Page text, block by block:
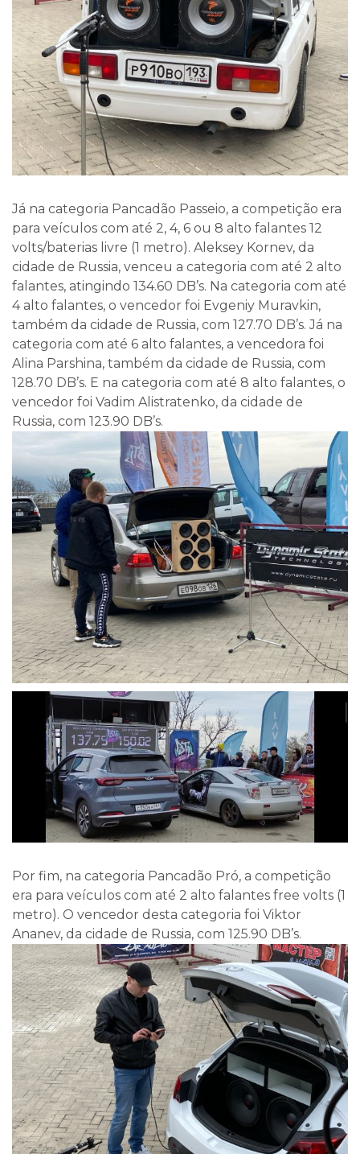
Já na categoria Pancadão Passeio, a competição era
para veículos com até 2, 4, 6 ou 8 alto falantes 12
volts/baterias livre (1 metro). Aleksey Kornev, da
cidade de Russia, venceu a categoria com até 2 alto
falantes, atingindo 134.60 DB’s. Na categoria com até
4 alto falantes, o vencedor foi Evgeniy Muravkin,
também da cidade de Russia, com 127.70 DB’s. Já na
categoria com até 6 alto falantes, a vencedora foi
Alina Parshina, também da cidade de Russia, com
128.70 DB’s. E na categoria com até 8 alto falantes, o
vencedor foi Vadim Alistratenko, da cidade de
Russia, com 123.90 DB’s.
Por fim, na categoria Pancadão Pró, a competição
era para veículos com até 2 alto falantes free volts (1
metro). O vencedor desta categoria foi Viktor
Ananev, da cidade de Russia, com 125.90 DB’s.